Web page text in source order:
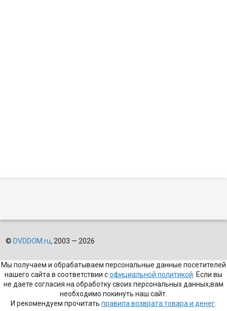
© DVDDOM.ru, 2003 — 2026
Мы получаем и обрабатываем персональные данные посетителей
нашего сайта в соответствии софициальной политикой. Если вы
не даете согласия на обработку своих персональных данных,вам
необходимо покинуть наш сайт.
И рекомендуем прочитать правила возврата товара и денег.